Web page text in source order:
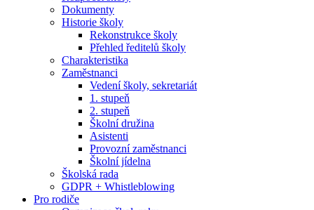
Dokumenty
Historie školy
Rekonstrukce školy
Přehled ředitelů školy
Charakteristika
Zaměstnanci
Vedení školy, sekretariát
1. stupeň
2. stupeň
Školní družina
Asistenti
Provozní zaměstnanci
Školní jídelna
Školská rada
GDPR + Whistleblowing
Pro rodiče